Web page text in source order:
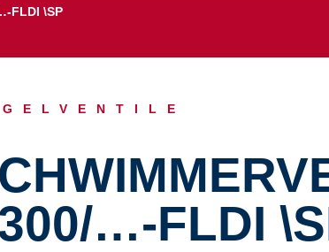
FLDI \SP
…-FLDI